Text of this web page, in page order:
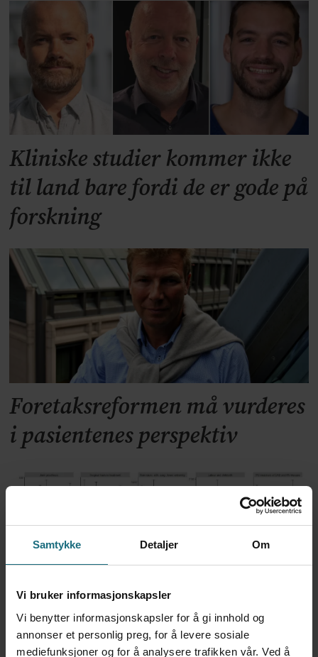
Samtykke Detaljer Om
Vi bruker informasjonskapsler
Vi benytter informasjonskapsler for å gi innhold og
annonser et personlig preg, for å levere sosiale
mediefunksjoner og for å analysere trafikken vår. Ved å
Kliniske studier kommer ikke
til land bare fordi de er gode på
forskning
Foretaksreformen må vurderes
i pasientenes perspektiv
Kvalitet er ikke motstykket til